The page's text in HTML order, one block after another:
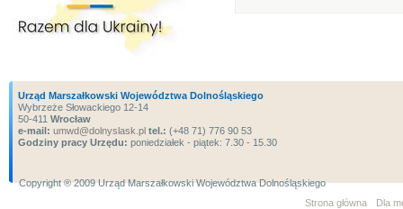
Urząd Marszałkowski Województwa Dolnośląskiego
Wybrzeże Słowackiego 12-14
50-411 Wrocław
e-mail: umwd@dolnyslask.pl tel.: (+48 71) 776 90 53
Godziny pracy Urzędu: poniedziałek - piątek: 7.30 - 15.30
Copyright ® 2009 Urząd Marszałkowski Województwa Dolnośląskiego
Strona główna
Dla